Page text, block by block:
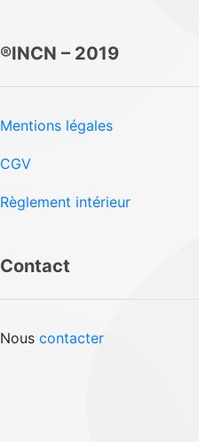
®INCN – 2019
Mentions légales
CGV
Règlement intérieur
Contact
Nous contacter